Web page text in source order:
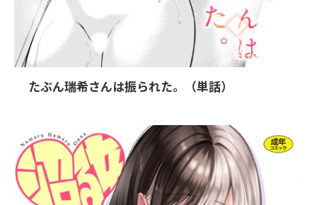
2025/7/11
たぶん瑞希さんは振られた。（単話）